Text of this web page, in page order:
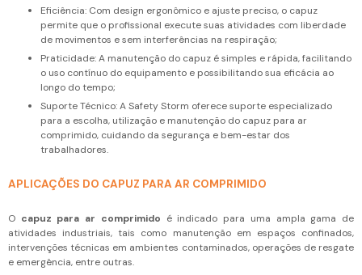
Eficiência: Com design ergonômico e ajuste preciso, o capuz
permite que o profissional execute suas atividades com liberdade
de movimentos e sem interferências na respiração;
Praticidade: A manutenção do capuz é simples e rápida, facilitando
o uso contínuo do equipamento e possibilitando sua eficácia ao
longo do tempo;
Suporte Técnico: A Safety Storm oferece suporte especializado
para a escolha, utilização e manutenção do capuz para ar
comprimido, cuidando da segurança e bem-estar dos
trabalhadores.
APLICAÇÕES DO CAPUZ PARA AR COMPRIMIDO
O capuz para ar comprimido é indicado para uma ampla gama de
atividades industriais, tais como manutenção em espaços confinados,
intervenções técnicas em ambientes contaminados, operações de resgate
e emergência, entre outras.